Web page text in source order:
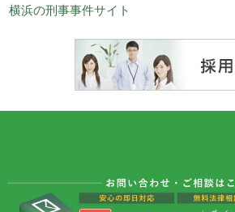
横浜の刑事事件サイト